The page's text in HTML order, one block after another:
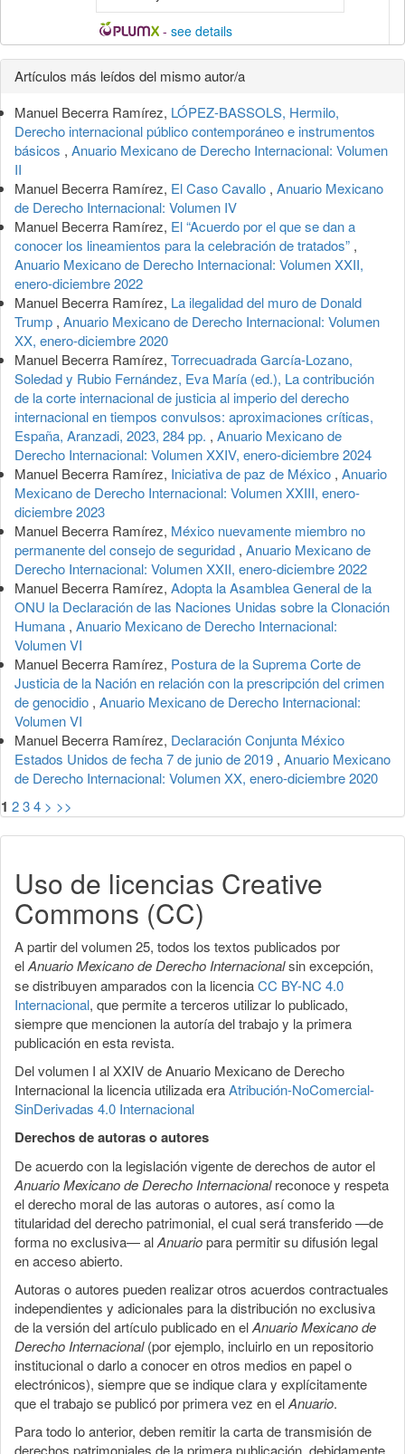
- see details
Detalles
del
artículo
Artículos más leídos del mismo autor/a
Manuel Becerra Ramírez, LÓPEZ-BASSOLS, Hermilo,
Derecho internacional público contemporáneo e instrumentos
básicos , Anuario Mexicano de Derecho Internacional: Volumen
II
Manuel Becerra Ramírez, El Caso Cavallo , Anuario Mexicano
de Derecho Internacional: Volumen IV
Manuel Becerra Ramírez, El “Acuerdo por el que se dan a
conocer los lineamientos para la celebración de tratados” ,
Anuario Mexicano de Derecho Internacional: Volumen XXII,
enero-diciembre 2022
Manuel Becerra Ramírez, La ilegalidad del muro de Donald
Trump , Anuario Mexicano de Derecho Internacional: Volumen
XX, enero-diciembre 2020
Manuel Becerra Ramírez, Torrecuadrada García-Lozano,
Soledad y Rubio Fernández, Eva María (ed.), La contribución
de la corte internacional de justicia al imperio del derecho
internacional en tiempos convulsos: aproximaciones críticas,
España, Aranzadi, 2023, 284 pp. , Anuario Mexicano de
Derecho Internacional: Volumen XXIV, enero-diciembre 2024
Manuel Becerra Ramírez, Iniciativa de paz de México , Anuario
Mexicano de Derecho Internacional: Volumen XXIII, enero-
diciembre 2023
Manuel Becerra Ramírez, México nuevamente miembro no
permanente del consejo de seguridad , Anuario Mexicano de
Derecho Internacional: Volumen XXII, enero-diciembre 2022
Manuel Becerra Ramírez, Adopta la Asamblea General de la
ONU la Declaración de las Naciones Unidas sobre la Clonación
Humana , Anuario Mexicano de Derecho Internacional:
Volumen VI
Manuel Becerra Ramírez, Postura de la Suprema Corte de
Justicia de la Nación en relación con la prescripción del crimen
de genocidio , Anuario Mexicano de Derecho Internacional:
Volumen VI
Manuel Becerra Ramírez, Declaración Conjunta México
Estados Unidos de fecha 7 de junio de 2019 , Anuario Mexicano
de Derecho Internacional: Volumen XX, enero-diciembre 2020
1 234 > >>
Uso de licencias Creative
Commons (CC)
A partir del volumen 25, todos los textos publicados por
elAnuario Mexicano de Derecho Internacionalsin excepción,
se distribuyen amparados con la licenciaCC BY-NC 4.0
Internacional, que permite a terceros utilizar lo publicado,
siempre que mencionen la autoría del trabajo y la primera
publicación en esta revista.
Del volumen I al XXIV de Anuario Mexicano de Derecho
Internacional la licencia utilizada eraAtribución-NoComercial-
SinDerivadas 4.0 Internacional
Derechos de autoras o autores
De acuerdo con la legislación vigente de derechos de autor el
Anuario Mexicano de Derecho Internacionalreconoce y respeta
el derecho moral de las autoras o autores, así como la
titularidad del derecho patrimonial, el cual será transferido —de
forma no exclusiva— alAnuariopara permitir su difusión legal
en acceso abierto.
Autoras o autores pueden realizar otros acuerdos contractuales
independientes y adicionales para la distribución no exclusiva
de la versión del artículo publicado en elAnuario Mexicano de
Derecho Internacional(por ejemplo, incluirlo en un repositorio
institucional o darlo a conocer en otros medios en papel o
electrónicos), siempre que se indique clara y explícitamente
que el trabajo se publicó por primera vez en elAnuario.
Para todo lo anterior, deben remitir la carta de transmisión de
derechos patrimoniales de la primera publicación, debidamente